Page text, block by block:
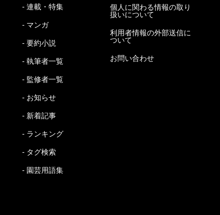
- 連載・特集
- マンガ
- 要約小説
- 執筆者一覧
- 監修者一覧
- お知らせ
- 新着記事
- ランキング
- タグ検索
- 園芸用語集
個人に関わる情報の取り
扱いについて
利用者情報の外部送信に
ついて
お問い合わせ